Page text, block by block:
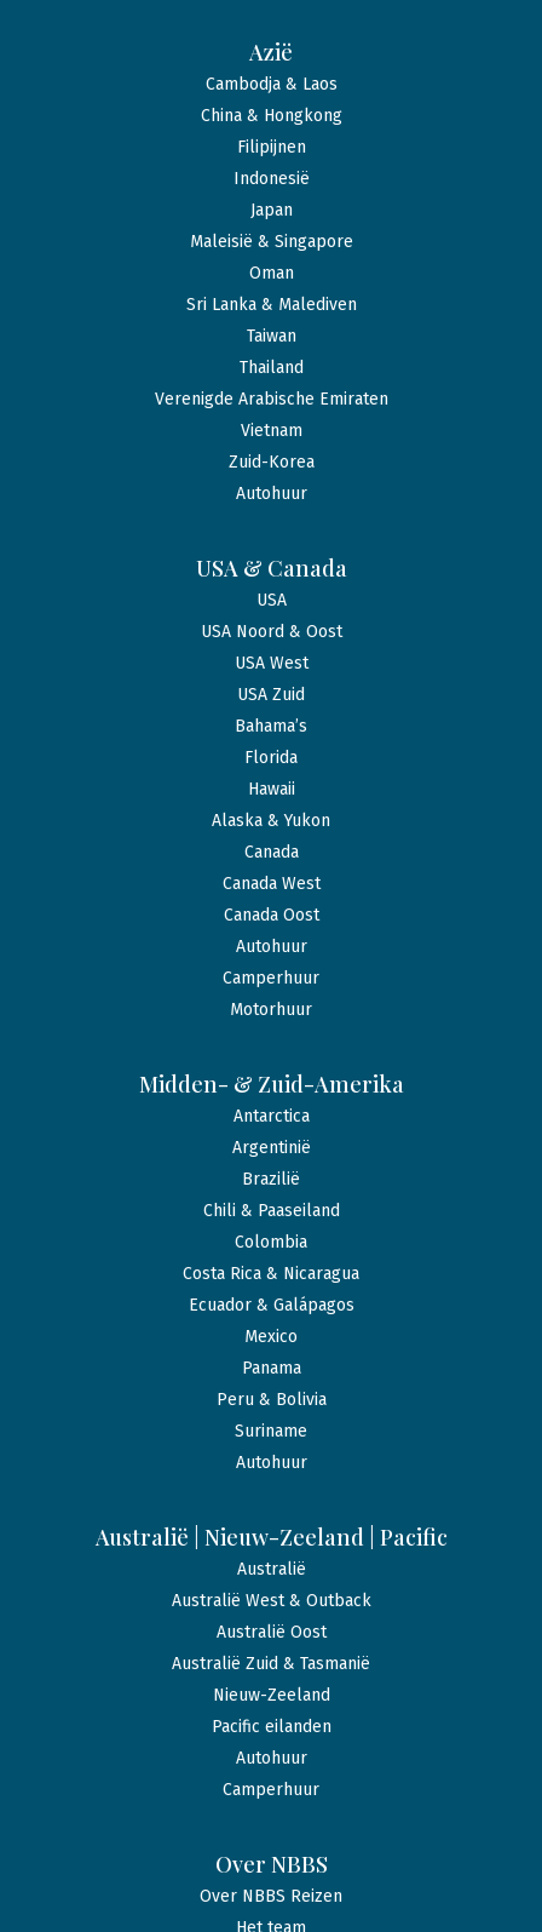
Azië
Cambodja & Laos
China & Hongkong
Filipijnen
Indonesië
Japan
Maleisië & Singapore
Oman
Sri Lanka & Malediven
Taiwan
Thailand
Verenigde Arabische Emiraten
Vietnam
Zuid-Korea
Autohuur
USA & Canada
USA
USA Noord & Oost
USA West
USA Zuid
Bahama’s
Florida
Hawaii
Alaska & Yukon
Canada
Canada West
Canada Oost
Autohuur
Camperhuur
Motorhuur
Midden- & Zuid-Amerika
Antarctica
Argentinië
Brazilië
Chili & Paaseiland
Colombia
Costa Rica & Nicaragua
Ecuador & Galápagos
Mexico
Panama
Peru & Bolivia
Suriname
Autohuur
Australië | Nieuw-Zeeland | Pacific
Australië
Australië West & Outback
Australië Oost
Australië Zuid & Tasmanië
Nieuw-Zeeland
Pacific eilanden
Autohuur
Camperhuur
Over NBBS
Over NBBS Reizen